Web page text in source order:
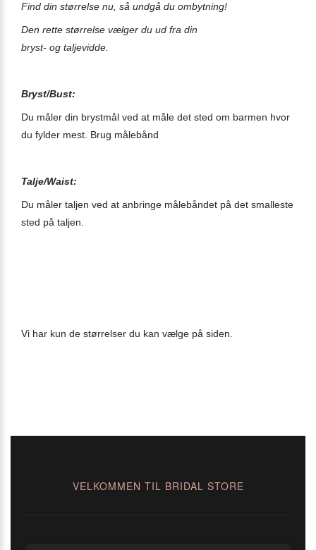
Find din størrelse nu, så undgå du ombytning!
Den rette størrelse vælger du ud fra din
bryst- og taljevidde.
Bryst/Bust:
Du måler din brystmål ved at måle det sted om barmen hvor
du fylder mest. Brug målebånd
Talje/Waist:
Du måler taljen ved at anbringe målebåndet på det smalleste
sted på taljen
Vi har kun de størrelser du kan vælge på siden.
VELKOMMEN TIL BRIDAL STORE